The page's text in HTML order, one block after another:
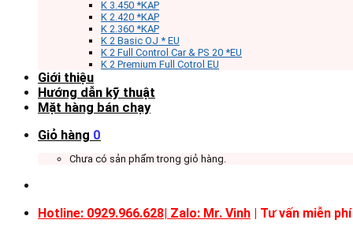
K 3.450 *KAP
K 2.420 *KAP
K 2.360 *KAP
K 2 Basic OJ * EU
K 2 Full Control Car & PS 20 *EU
K 2 Premium Full Cotrol EU
Giới thiệu
Hướng dẫn kỹ thuật
Mặt hàng bán chạy
Giỏ hàng 0
Chưa có sản phẩm trong giỏ hàng.
Hotline: 0929.966.628| Zalo: Mr. Vinh | Tư vấn miễn